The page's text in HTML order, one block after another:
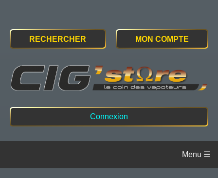
RECHERCHER MON COMPTE
Connexion